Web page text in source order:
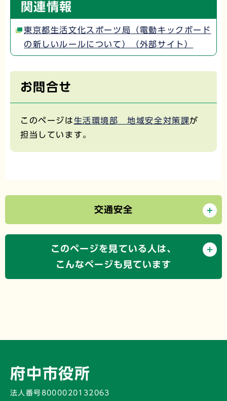
関連情報
東京都生活文化スポーツ局（電動キックボード
の新しいルールについて）（外部サイト）
お問合せ
このページは生活環境部 地域安全対策課が
担当しています。
交通安全
このページを見ている人は、
こんなページも見ています
府中市役所
法人番号8000020132063